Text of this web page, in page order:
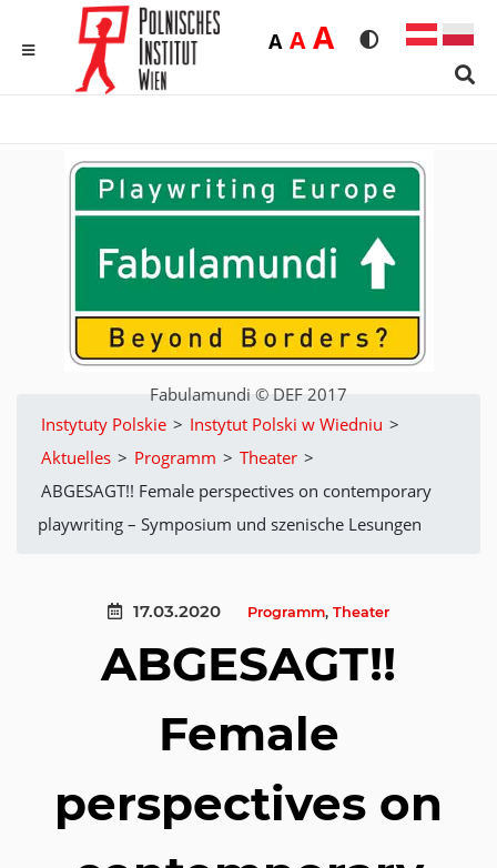
Rozmiar
ADomyślna
AŚrednia
ADużaWersja
Fabulamundi © DEF 2017
Instytuty Polskie > Instytut Polski w Wiedniu >
Aktuelles > Programm > Theater >
ABGESAGT!! Female perspectives on contemporary
playwriting – Symposium und szenische Lesungen
17.03.2020 Programm, Theater
ABGESAGT!!
Female
perspectives on